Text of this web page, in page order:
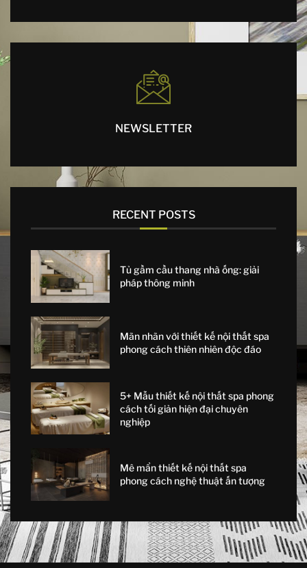
NEWSLETTER
RECENT POSTS
Tủ gầm cầu thang nhà ống: giải
pháp thông minh
Mãn nhãn với thiết kế nội thất spa
phong cách thiên nhiên độc đáo
5+ Mẫu thiết kế nội thất spa phong
cách tối giản hiện đại chuyên
nghiệp
Mê mẩn thiết kế nội thất spa
phong cách nghệ thuật ấn tượng